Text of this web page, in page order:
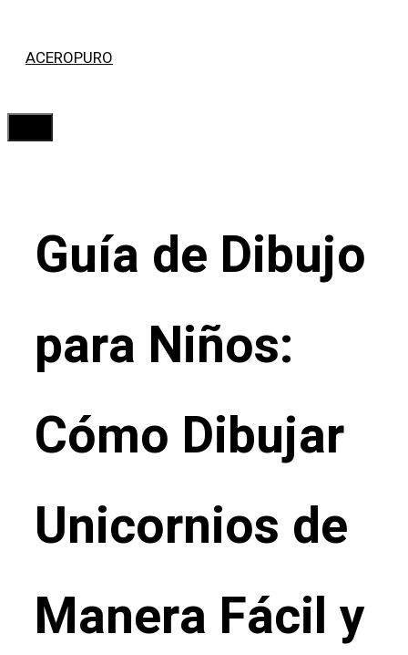
ACEROPURO
Guía de Dibujo
para Niños:
Cómo Dibujar
Unicornios de
Manera Fácil y